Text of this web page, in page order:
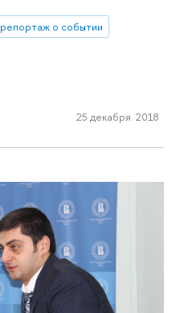
репортаж о событии
25 декабря 2018